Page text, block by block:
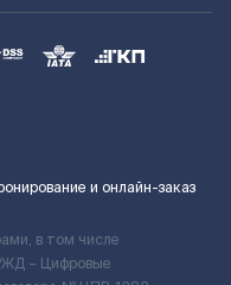
и онлайн-заказ
в том числе
– Цифровые